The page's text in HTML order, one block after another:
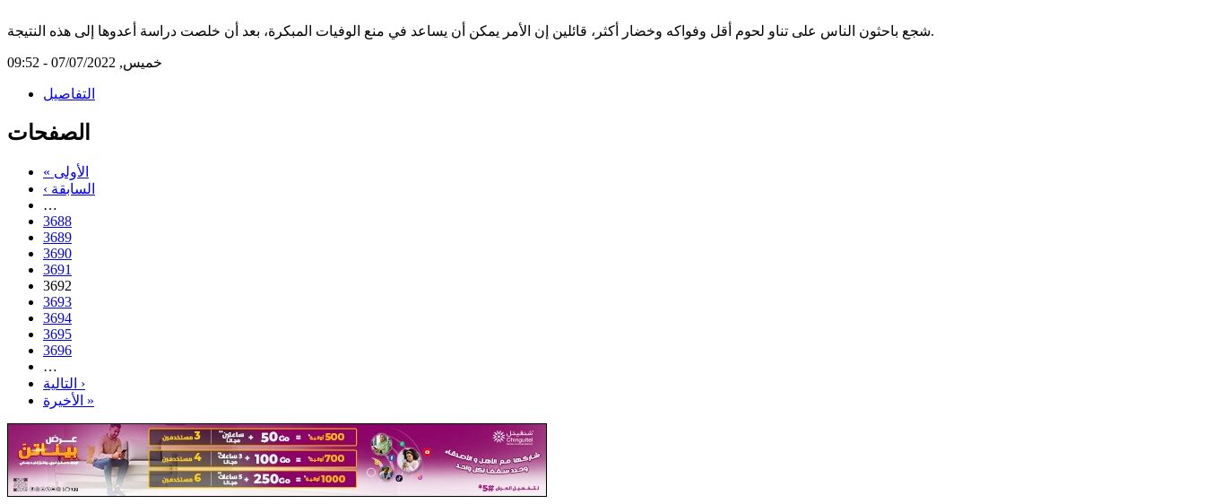
شجع باحثون الناس على تناو لحوم أقل وفواكه وخضار أكثر، قائلين إن الأمر يمكن أن يساعد في منع الوفيات المبكرة، بعد أن خلصت دراسة أعدوها إلى هذه النتيجة.
خميس, 07/07/2022 - 09:52
التفاصيل
الصفحات
« الأولى
‹ السابقة
…
3688
3689
3690
3691
3692
3693
3694
3695
3696
…
التالية ›
الأخيرة »